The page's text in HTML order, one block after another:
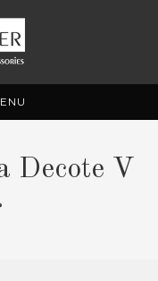
Decote V